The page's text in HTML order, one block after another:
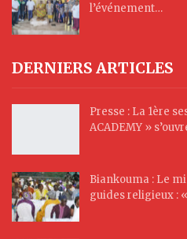
l’événement…
DERNIERS ARTICLES
Presse : La 1ère
ACADEMY »
Biankouma : Le
guides religieux :